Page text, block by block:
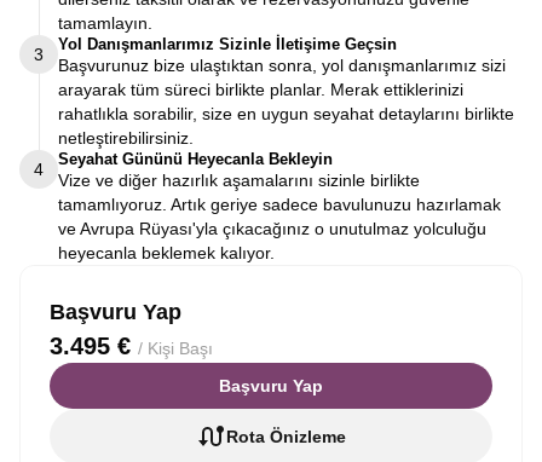
tamamlayın.
3
Yol Danışmanlarımız Sizinle İletişime Geçsin
Başvurunuz bize ulaştıktan sonra, yol danışmanlarımız sizi
arayarak tüm süreci birlikte planlar. Merak ettiklerinizi
rahatlıkla sorabilir, size en uygun seyahat detaylarını birlikte
netleştirebilirsiniz.
4
Seyahat Gününü Heyecanla Bekleyin
Vize ve diğer hazırlık aşamalarını sizinle birlikte
tamamlıyoruz. Artık geriye sadece bavulunuzu hazırlamak
ve Avrupa Rüyası'yla çıkacağınız o unutulmaz yolculuğu
heyecanla beklemek kalıyor.
Başvuru Yap
3.495 € / Kişi Başı
Başvuru Yap
Rota Önizleme